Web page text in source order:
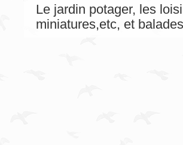
Le jardin potager, les
miniatures,etc, et